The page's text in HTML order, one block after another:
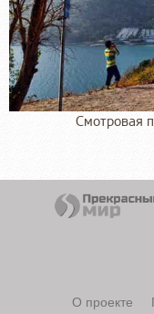
Смотровая
О проекте